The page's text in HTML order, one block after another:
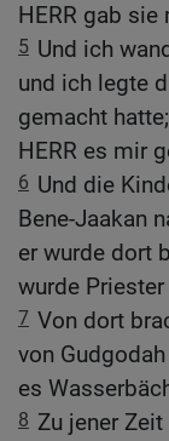
HERR gab sie
5 Und ich
und ich legte
gemacht
HERR es mir
6 Und die
Bene-Jaakan
er wurde dort
wurde
7 Von dort
von
es
8 Zu jener